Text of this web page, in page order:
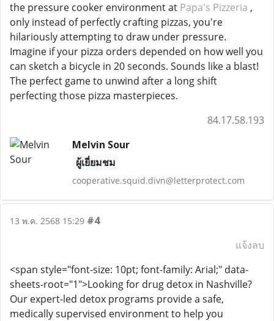
the pressure cooker environment at Papa's Pizzeria ,
only instead of perfectly crafting pizzas, you're
hilariously attempting to draw under pressure.
Imagine if your pizza orders depended on how well you
can sketch a bicycle in 20 seconds. Sounds like a blast!
The perfect game to unwind after a long shift
perfecting those pizza masterpieces.
84.17.58.193
Melvin Sour
ผู้เยี่ยมชม
cooperative.squid.divn@letterprotect.com
13 พ.ค. 2568 15:29 #4
แจ้งลบ
<span style="font-size: 10pt; font-family: Arial;" data-
sheets-root="1">Looking for drug detox in Nashville?
Our expert-led detox programs provide a safe,
medically supervised environment to help you